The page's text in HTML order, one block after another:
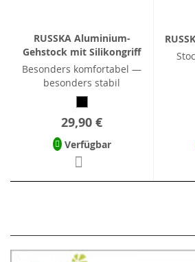
RUSSKA Aluminium-
Gehstock mit Silikongriff
Besonders komfortabel —
besonders stabil
29,90 €
Verfügbar